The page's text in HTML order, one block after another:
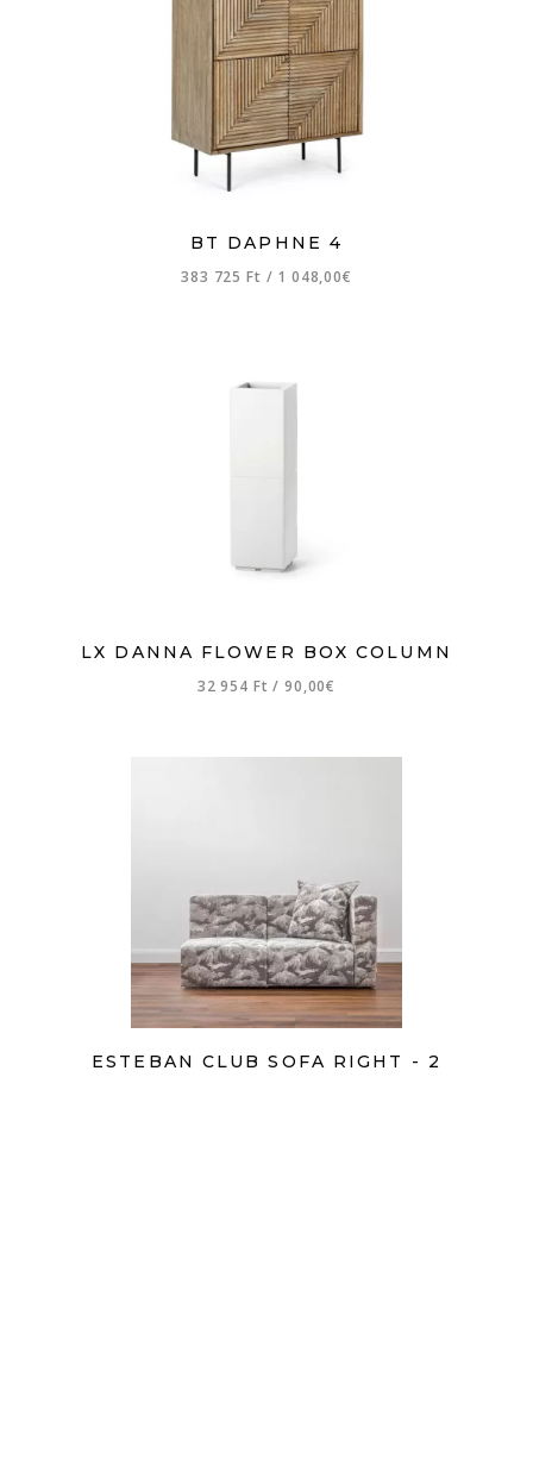
BT DAPHNE 4
383 725 Ft / 1 048,00€
LX DANNA FLOWER BOX COLUMN
32 954 Ft/ 90,00€
ESTEBAN CLUB SOFA RIGHT - 2